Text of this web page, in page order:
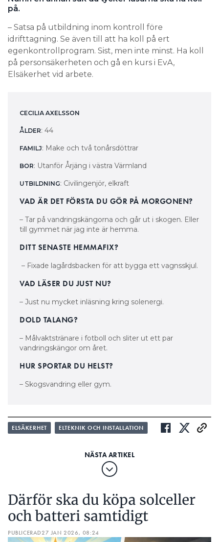
på.
– Satsa på utbildning inom kontroll före
idrifttagning. Se även till att ha koll på ert
egenkontrollprogram. Sist, men inte minst. Ha koll
på personsäkerheten och gå en kurs i EvA,
Elsäkerhet vid arbete.
CECILIA AXELSSON
ÅLDER: 44
FAMILJ: Make och två tonårsdöttrar
BOR: Utanför Årjäng i västra Värmland
UTBILDNING: Civilingenjör, elkraft
VAD ÄR DET FÖRSTA DU GÖR PÅ MORGONEN?
– Tar på vandringskängorna och går ut i skogen. Eller
till gymmet när jag inte är hemma.
DITT SENASTE HEMMAFIX?
– Fixade lagårdsbacken för att bygga ett vagnsskjul.
VAD LÄSER DU JUST NU?
– Just nu mycket inläsning kring solenergi.
DOLD TALANG?
– Målvaktstränare i fotboll och sliter ut ett par
vandringskängor om året.
HUR SPORTAR DU HELST?
– Skogsvandring eller gym.
ELSÄKERHET ELTEKNIK OCH INSTALLATION
Därför ska du köpa solceller
och batteri samtidigt
PUBLICERAD27 JAN 2026, 08:24